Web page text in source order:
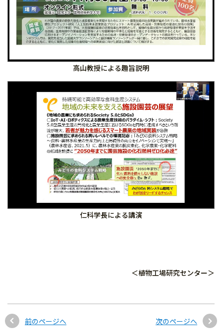
高山教授による趣旨説明
仁科学長による講演
＜植物工場研究センター＞
前のページへ 次のページへ